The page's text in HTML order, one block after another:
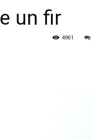
un fir
4961